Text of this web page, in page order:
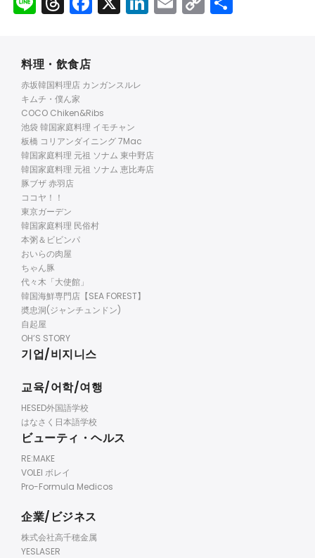
料理・飲食店
赤坂韓国料理店 カンガンスルレ
キムチ・僕ん家
COCO Chiken&Ribs
池袋 韓国家庭料理 イモチャン
板橋 コリアンダイニング 7Mac
韓国家庭料理 元祖 ソナム 東中野店
韓国家庭料理 元祖 ソナム 恵比寿店
豚ブザ 赤羽店
ココヤ！！
東京ガーデン
韓国家庭料理 民俗村
本粥＆ビビンパ
おいらの肉屋
ちゃん豚
代々木「大使館」
韓国海鮮専門店【SEA FOREST】
奬忠洞(ジャンチュンドン)
自起屋
OH’S STORY
기업/비지니스
교육/어학/여행
HESED外国語学校
はなさく日本語学校
ビューティ・ヘルス
RE:MAKE
VOLEI ボレイ
Pro-Formula Medicos
企業/ビジネス
株式会社高千穂金属
YESLASER